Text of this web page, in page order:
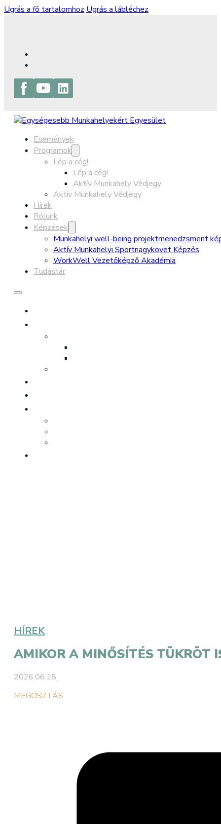
Ugrás a fő tartalomhoz Ugrás a lábléchez
Események
Programok
Lép a cég!
Lép a cég!
Aktív Munkahely Védjegy
Aktív Munkahely Védjegy
Hírek
Rólunk
Képzések
Munkahelyi well-being projektmenedzsment
Aktív Munkahelyi Sportnagykövet Képzés
WorkWell Vezetőképző Akadémia
Tudástár
HÍREK
AMIKOR A MINŐSÍTÉS TÜKRÖT
2026.06.18.
MEGOSZTÁS